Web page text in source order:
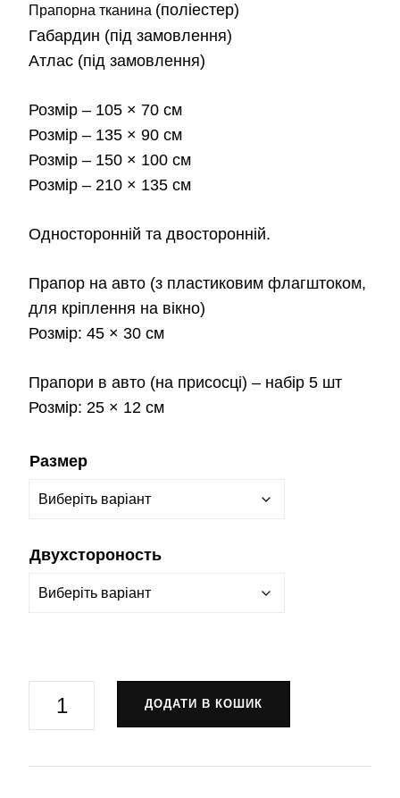
Прапорна тканина (поліестер)
Габардин (під замовлення)
Атлас (під замовлення)
Розмір – 105 × 70 см
Розмір – 135 × 90 см
Розмір – 150 × 100 см
Розмір – 210 × 135 см
Односторонній та двосторонній.
Прапор на авто (з пластиковим флагштоком,
для кріплення на вікно)
Розмір: 45 × 30 см
Прапори в авто (на присосці) – набір 5 шт
Розмір: 25 × 12 см
Размер
Двухстороность
окрема
ДОДАТИ В КОШИК